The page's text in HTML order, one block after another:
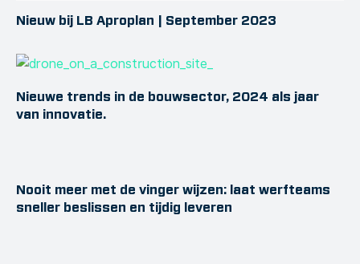
Nieuw bij LB Aproplan | September 2023
Nieuwe trends in de bouwsector, 2024 als jaar
van innovatie.
Nooit meer met de vinger wijzen: laat werfteams
sneller beslissen en tijdig leveren